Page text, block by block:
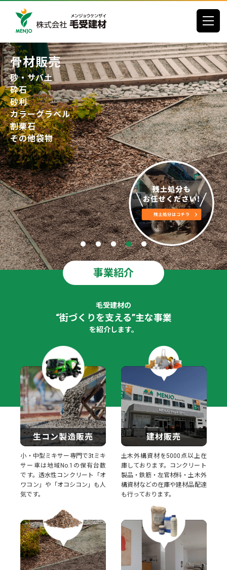
骨材販売
砂・サバ土
砕石
砂利
カラーグラベル
割栗石
その他袋物
事業紹介
毛受建材の
“街づくりを支える”主な事業
を紹介します。
生コン製造販売
小・中型ミキサー専門で3tミキ
サー車は地域No.1の保有台数
です。透水性コンクリート「オ
ワコン」や「オコシコン」も人
気です。
建材販売
土木外構資材を5000点以上在
庫しております。コンクリート
製品・鉄筋・左官材料・土木外
構資材などの在庫や建材品配達
も行っております。